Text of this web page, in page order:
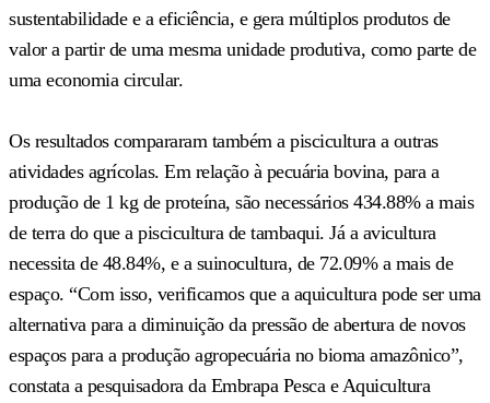
sustentabilidade e a eficiência, e gera múltiplos produtos de
valor a partir de uma mesma unidade produtiva, como parte de
uma economia circular.
Os resultados compararam também a piscicultura a outras
atividades agrícolas. Em relação à pecuária bovina, para a
produção de 1 kg de proteína, são necessários 434.88% a mais
de terra do que a piscicultura de tambaqui. Já a avicultura
necessita de 48.84%, e a suinocultura, de 72.09% a mais de
espaço. “Com isso, verificamos que a aquicultura pode ser uma
alternativa para a diminuição da pressão de abertura de novos
espaços para a produção agropecuária no bioma amazônico”,
constata a pesquisadora da Embrapa Pesca e Aquicultura